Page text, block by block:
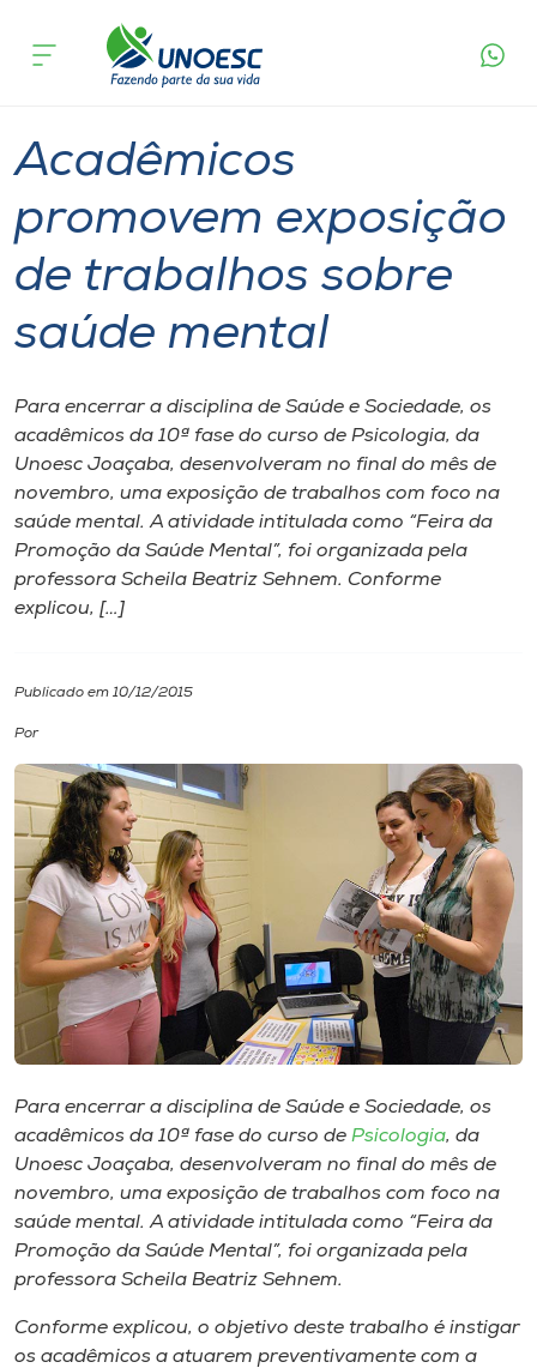
Cursos
Atendimento ao Estudante
Portal de Ensino
A
Internacionalização
I.nova
Cultura
CPA
Biblioteca
Editora
Rádio
Unoesc
Store
o idioma
acontece
Acadêmicos
promovem exposição
de trabalhos sobre
saúde mental
Para encerrar a disciplina de Saúde e Sociedade, os
acadêmicos da 10ª fase do curso de Psicologia, da
Unoesc Joaçaba, desenvolveram no final do mês de
novembro, uma exposição de trabalhos com foco na
saúde mental. A atividade intitulada como “Feira da
Promoção da Saúde Mental”, foi organizada pela
professora Scheila Beatriz Sehnem. Conforme
explicou, […]
Publicado em 10/12/2015
Por
Para encerrar a disciplina de Saúde e Sociedade, os
acadêmicos da 10ª fase do curso de Psicologia, da
Unoesc Joaçaba, desenvolveram no final do mês de
novembro, uma exposição de trabalhos com foco na
saúde mental. A atividade intitulada como “Feira da
Promoção da Saúde Mental”, foi organizada pela
professora Scheila Beatriz Sehnem.
Conforme explicou, o objetivo deste trabalho é instigar
os acadêmicos a atuarem preventivamente com a